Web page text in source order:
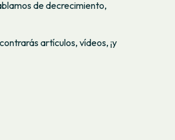
de decrecimiento,
artículos, vídeos, ¡y